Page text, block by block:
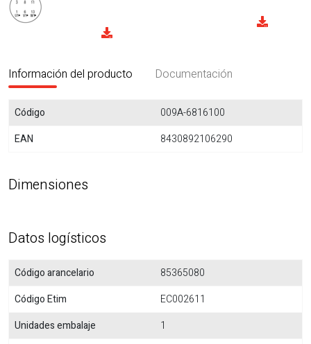
Información del producto Documentación
Código
009A-6816100
EAN
8430892106290
Dimensiones
Datos logísticos
Código arancelario
85365080
Código Etim
EC002611
Unidades embalaje
1